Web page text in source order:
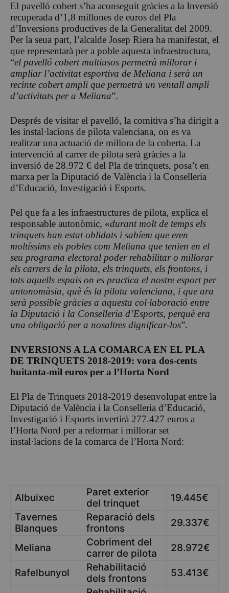
El pavelló cobert s’ha aconseguit gràcies a la Inversió
recuperada d’1,8 millones de euros del Pla
d’Inversions productives de la Generalitat del 2009.
Per la seua part, l’alcalde Josep Riera ha manifestat, el
que representarà per a poble aquesta infraestructura,
“el pavelló cobert multiusos permetrà millorar i
ampliar l’activitat esportiva de Meliana i serà un
recinte cobert ampli que permetrà un ventall ampli
d’activitats per a Meliana”.
Després de visitar el pavelló, la comitiva s’ha dirigit a
les instal·lacions de pilota valenciana, on es va
realitzar una actuació de millora de la coberta. La
intervenció al carrer de pilota serà gràcies a la
inversió de 28.972 € del Pla de trinquets, posa’t en
marxa per la Diputació de València i la Conselleria
d’Educació, Investigació i Esports.
Pel que fa a les infraestructures de pilota, explica el
responsable autonòmic, «durant molt de temps els
trinquets han estat oblidats i sabíem que eren
moltíssims els pobles com Meliana que tenien en el
seu programa electoral poder rehabilitar o millorar
els carrers de la pilota, els trinquets, els frontons, i
tots aquells espais on es practica el nostre esport per
antonomàsia, què és la pilota valenciana, i que ara
serà possible gràcies a aquesta col·laboració entre
la Diputació i la Conselleria d’Esports, perquè era
una obligació per a nosaltres dignificar-los”.
INVERSIONS A LA COMARCA EN EL PLA
DE TRINQUETS 2018-2019: vora dos-cents
huitanta-mil euros per a l’Horta Nord
El Pla de Trinquets 2018-2019 desenvolupat entre la
Diputació de València i la Conselleria d’Educació,
Investigació i Esports invertirà 277.427 euros a
l’Horta Nord per a reformar i millorar set
instal·lacions de la comarca de l’Horta Nord:
Albuixec
Paret exterior
del trinquet
19.445€
Tavernes
Blanques
Reparació dels
frontons
29.337€
Meliana
Cobriment del
carrer de pilota
28.972€
Rafelbunyol
Rehabilitació
dels frontons
53.413€